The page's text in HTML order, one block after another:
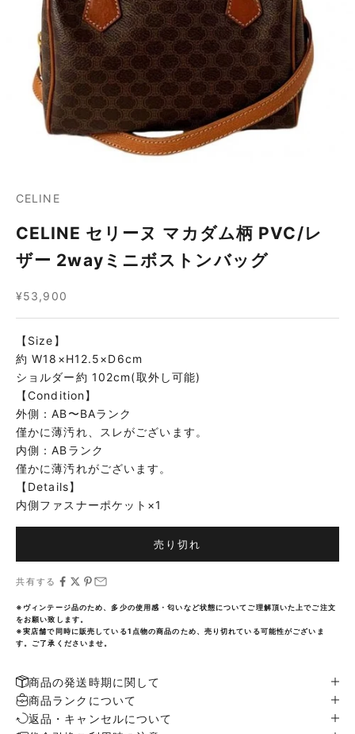
CELINE
CELINE セリーヌ マカダム柄 PVC/レ
ザー 2wayミニボストンバッグ
セール価格
¥53,900
【Size】
約 W18×H12.5×D6cm
ショルダー約 102cm(取外し可能)
【Condition】
外側：AB〜BAランク
僅かに薄汚れ、スレがございます。
内側：ABランク
僅かに薄汚れがございます。
【Details】
内側ファスナーポケット×1
売り切れ
共有する
※ヴィンテージ品のため、多少の使用感・匂いなど状態についてご理解頂いた上でご注文
をお願い致します。
※実店舗で同時に販売している1点物の商品のため、売り切れている可能性がございま
す。ご了承くださいませ。
商品の発送時期に関して
商品ランクについて
返品・キャンセルについて